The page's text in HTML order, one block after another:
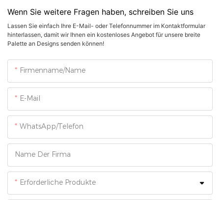
Wenn Sie weitere Fragen haben, schreiben Sie uns
Lassen Sie einfach Ihre E-Mail- oder Telefonnummer im Kontaktformular
hinterlassen, damit wir Ihnen ein kostenloses Angebot für unsere breite
Palette an Designs senden können!
Firmenname/Name
E-Mail
WhatsApp/Telefon
Name Der Firma
Erforderliche Produkte